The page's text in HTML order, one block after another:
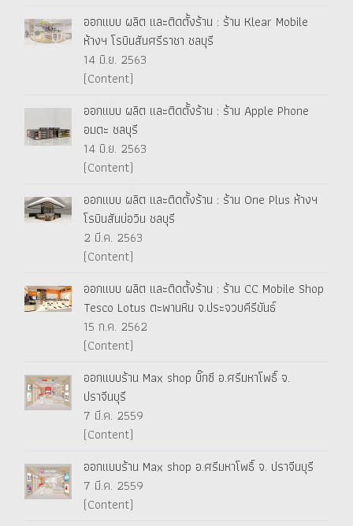
ออกแบบ ผลิต และติดตั้งร้าน : ร้าน Klear Mobile
ห้างฯ โรบินสันศรีราชา ชลบุรี
14 มิ.ย. 2563
(Content)
ออกแบบ ผลิต และติดตั้งร้าน : ร้าน Apple Phone
อมตะ ชลบุรี
14 มิ.ย. 2563
(Content)
ออกแบบ ผลิต และติดตั้งร้าน : ร้าน One Plus ห้างฯ
โรบินสันบ่อวิน ชลบุรี
2 มี.ค. 2563
(Content)
ออกแบบ ผลิต และติดตั้งร้าน : ร้าน CC Mobile Shop
Tesco Lotus ตะพานหิน จ.ประจวบคีรีขันธ์
15 ก.ค. 2562
(Content)
ออกแบบร้าน Max shop บิ๊กซี อ.ศรีมหาโพธิ์ จ.
ปราจีนบุรี
7 มี.ค. 2559
(Content)
ออกแบบร้าน Max shop อ.ศรีมหาโพธิ์ จ. ปราจีนบุรี
7 มี.ค. 2559
(Content)